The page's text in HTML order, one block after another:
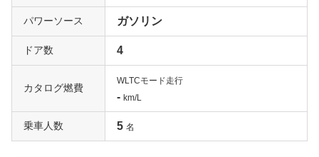
パワーソース ガソリン
ドア数 4
カタログ燃費
WLTCモード走行
- km/L
乗車人数 5 名